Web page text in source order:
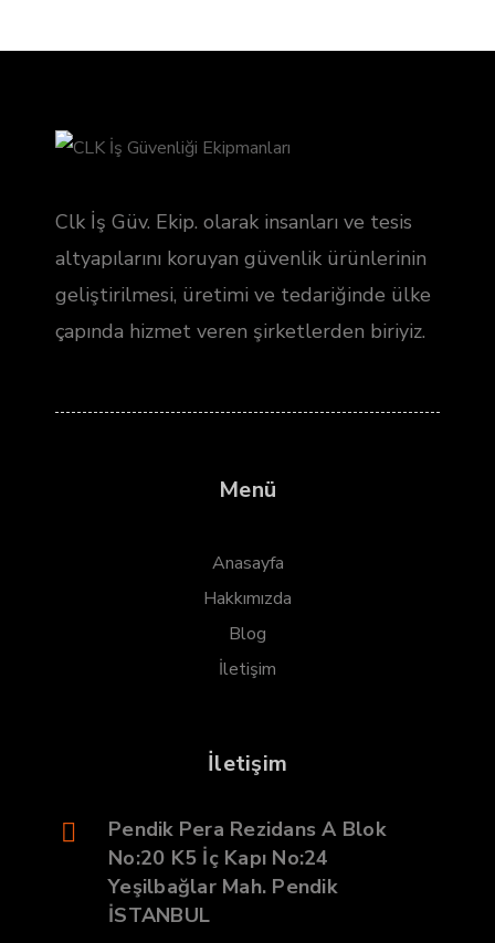
Clk İş Güv. Ekip. olarak insanları ve tesis
altyapılarını koruyan güvenlik ürünlerinin
geliştirilmesi, üretimi ve tedariğinde ülke
çapında hizmet veren şirketlerden biriyiz.
Menü
Anasayfa
Hakkımızda
Blog
İletişim
İletişim
Pendik Pera Rezidans A Blok
No:20 K5 İç Kapı No:24
Yeşilbağlar Mah. Pendik
İSTANBUL